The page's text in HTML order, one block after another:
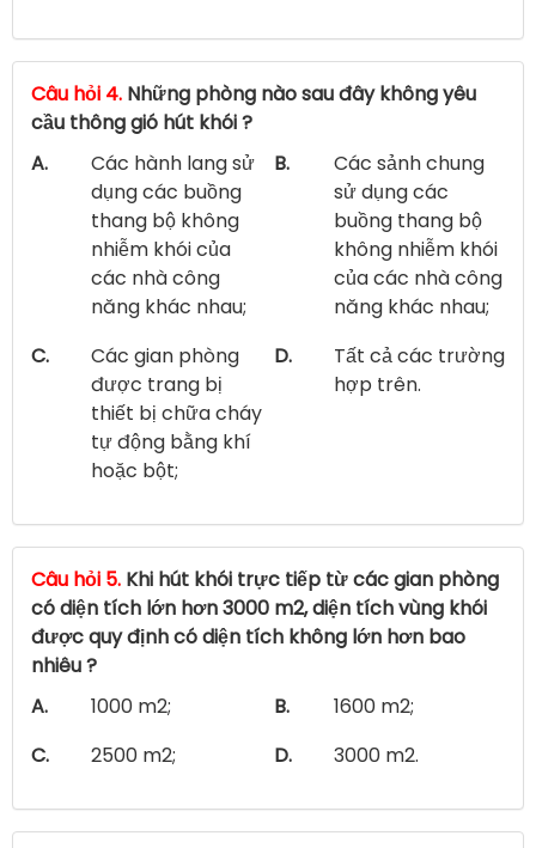
Câu hỏi 4. Những phòng nào sau đây không yêu
cầu thông gió hút khói ?
A.
Các hành lang sử
dụng các buồng
thang bộ không
nhiễm khói của
các nhà công
năng khác nhau;
B.
Các sảnh chung
sử dụng các
buồng thang bộ
không nhiễm khói
của các nhà công
năng khác nhau;
C.
Các gian phòng
được trang bị
thiết bị chữa cháy
tự động bằng khí
hoặc bột;
D.
Tất cả các trường
hợp trên.
Câu hỏi 5. Khi hút khói trực tiếp từ các gian phòng
có diện tích lớn hơn 3000 m2, diện tích vùng khói
được quy định có diện tích không lớn hơn bao
nhiêu ?
A.
1000 m2; B.
1600 m2;
C.
2500 m2; D. 3000 m2.